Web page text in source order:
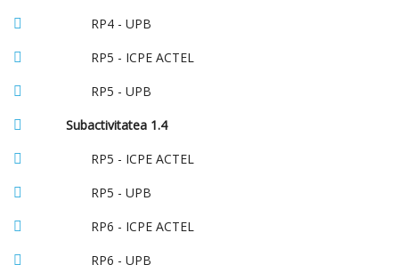
RP4 - UPB
RP5 - ICPE ACTEL
RP5 - UPB
Subactivitatea 1.4
RP5 - ICPE ACTEL
RP5 - UPB
RP6 - ICPE ACTEL
RP6 - UPB